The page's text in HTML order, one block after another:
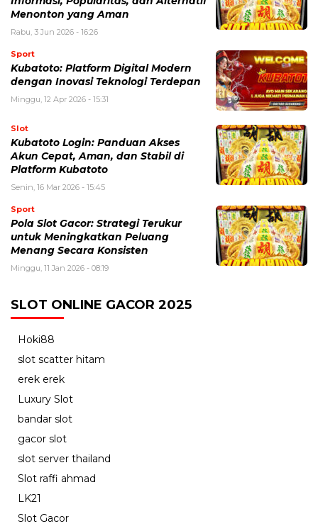
Menonton yang Aman
Rabu, 3 Jun 2026 - 16:26
Sport
Kubatoto: Platform Digital Modern
dengan Inovasi Teknologi Terdepan
Minggu, 12 Apr 2026 - 15:31
Slot
Kubatoto Login: Panduan Akses
Akun Cepat, Aman, dan Stabil di
Platform Kubatoto
Senin, 16 Mar 2026 - 15:45
Sport
Pola Slot Gacor: Strategi Terukur
untuk Meningkatkan Peluang
Menang Secara Konsisten
Minggu, 11 Jan 2026 - 08:19
SLOT ONLINE GACOR 2025
Hoki88
slot scatter hitam
erek erek
Luxury Slot
bandar slot
gacor slot
slot server thailand
Slot raffi ahmad
LK21
Slot Gacor